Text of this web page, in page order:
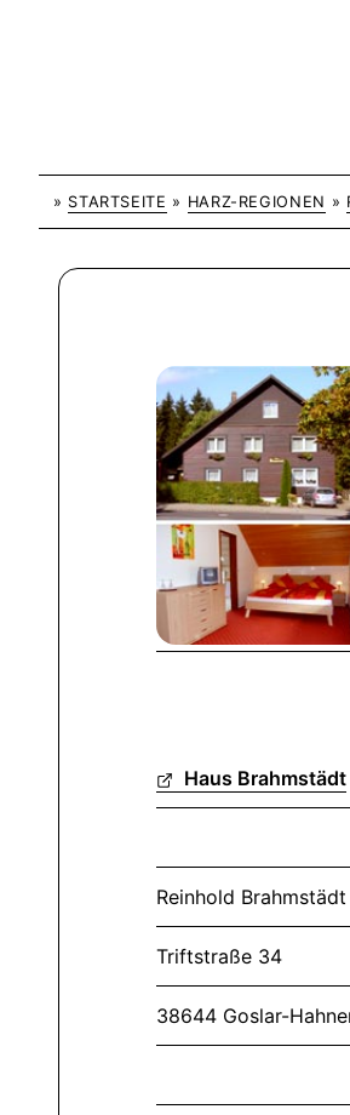
» STARTSEITE » HARZ-REGIONEN »
Haus Brahmstädt
Reinhold Brahmstädt
Triftstraße 34
38644 Goslar-